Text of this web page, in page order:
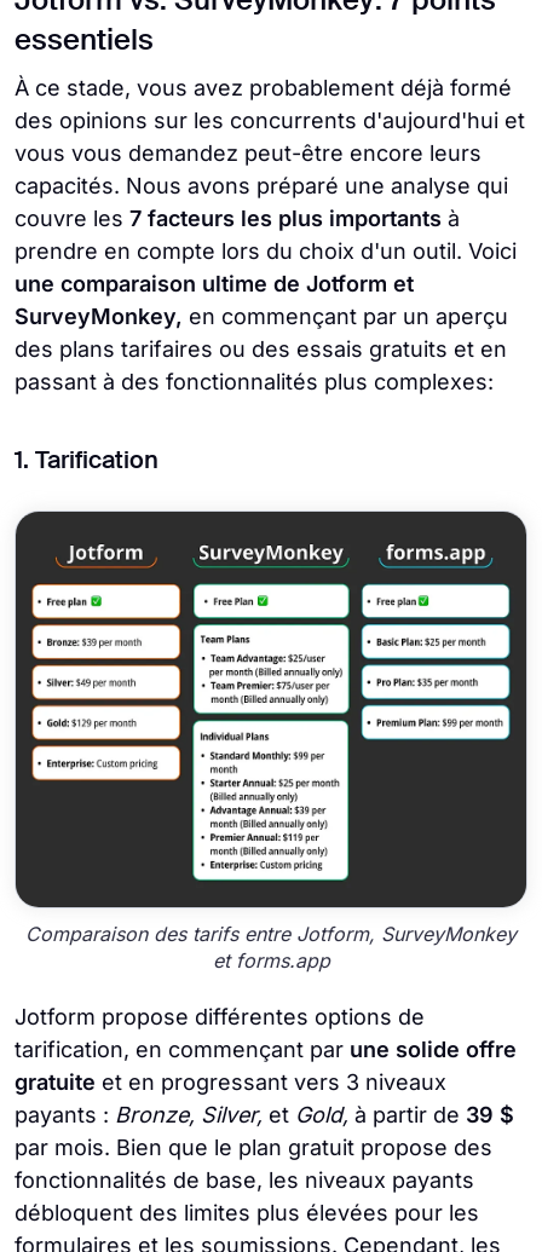
essentiels
À ce stade, vous avez probablement déjà formé
des opinions sur les concurrents d'aujourd'hui et
vous vous demandez peut-être encore leurs
capacités. Nous avons préparé une analyse qui
couvre les 7 facteurs les plus importants à
prendre en compte lors du choix d'un outil. Voici
une comparaison ultime de Jotform et
SurveyMonkey, en commençant par un aperçu
des plans tarifaires ou des essais gratuits et en
passant à des fonctionnalités plus complexes:
1. Tarification
Comparaison des tarifs entre Jotform, SurveyMonkey
et forms.app
Jotform propose différentes options de
tarification, en commençant par une solide offre
gratuite et en progressant vers 3 niveaux
payants : Bronze, Silver, et Gold, à partir de 39 $
par mois. Bien que le plan gratuit propose des
fonctionnalités de base, les niveaux payants
débloquent des limites plus élevées pour les
formulaires et les soumissions. Cependant, les